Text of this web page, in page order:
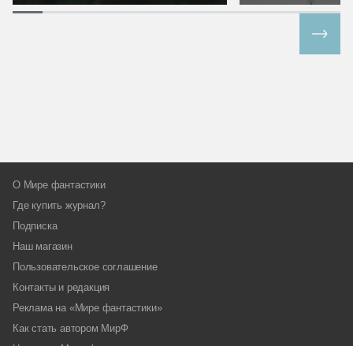
О Мире фантастики
Где купить журнал?
Подписка
Наш магазин
Пользовательское соглашение
Контакты и редакция
Реклама на «Мире фантастики»
Как стать автором МирФ